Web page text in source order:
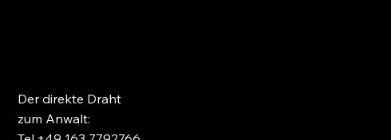
Der direkte Draht
zum Anwalt: